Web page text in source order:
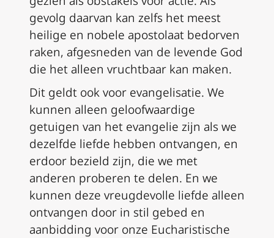
gevolg daarvan kan zelfs het meest
heilige en nobele apostolaat bedorven
raken, afgesneden van de levende God
die het alleen vruchtbaar kan maken.
Dit geldt ook voor evangelisatie. We
kunnen alleen geloofwaardige
getuigen van het evangelie zijn als we
dezelfde liefde hebben ontvangen, en
erdoor bezield zijn, die we met
anderen proberen te delen. En we
kunnen deze vreugdevolle liefde alleen
ontvangen door in stil gebed en
aanbidding voor onze Eucharistische